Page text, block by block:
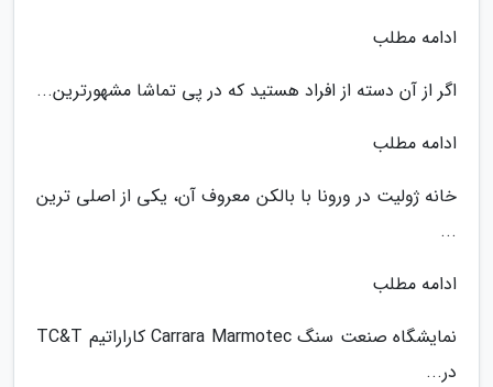
ادامه مطلب
اگر از آن دسته از افراد هستید که در پی تماشا مشهورترین...
ادامه مطلب
خانه ژولیت در ورونا با بالکن معروف آن، یکی از اصلی ترین
...
ادامه مطلب
نمایشگاه صنعت سنگ Carrara Marmotec کاراراتیم TC&T
در...